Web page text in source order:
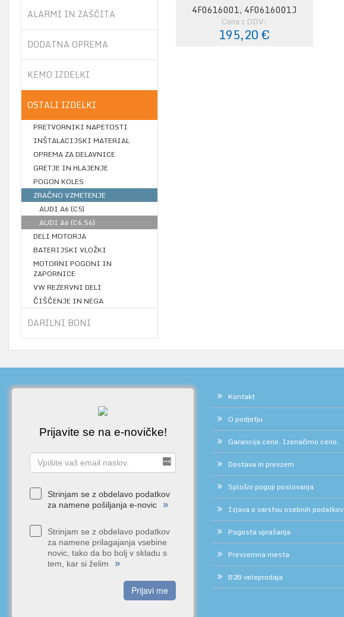
ALARMI IN ZAŠČITA
DODATNA OPREMA
KEMO IZDELKI
OSTALI IZDELKI
PRETVORNIKI NAPETOSTI
INŠTALACIJSKI MATERIAL
OPREMA ZA DELAVNICE
GRETJE IN HLAJENJE
POGON KOLES
ZRAČNO VZMETENJE
AUDI A6 (C5)
AUDI A6 (C6,S6)
DELI MOTORJA
BATERIJSKI VLOŽKI
MOTORNI POGONI IN
ZAPORNICE
VW REZERVNI DELI
ČIŠČENJE IN NEGA
DARILNI BONI
4F0616001, 4F0616001J
Cena z DDV:
195,20 €
Prijavite se na e-novičke!
Strinjam se z obdelavo podatkov
za namene pošiljanja e-novic
»
Strinjam se z obdelavo podatkov
za namene prilagajanja vsebine
novic, tako da bo bolj v skladu s
tem, kar si želim
»
Prijavi me
Kontakt
O podjetju
Garancija cene. Izenačimo ceno.
Dostava in prevzem
Splošni pogoji poslovanja
Izjava o varstvu osebnih podatkov
Pogosta vprašanja
Prevzemna mesta
B2B veleprodaja